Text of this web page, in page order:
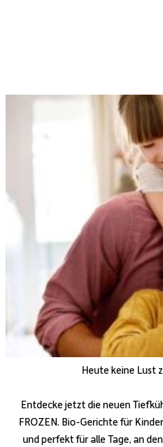
Heute keine Lust
Entdecke jetzt die neuen
FROZEN. Bio-Gerichte für
und perfekt für alle Tage, an